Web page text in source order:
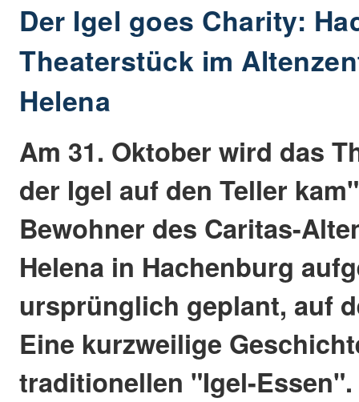
Der Igel goes Charity:
Theaterstück im
Helena
Am 31. Oktober wird das
der Igel auf den Teller
Bewohner des Caritas-
Helena in Hachenburg
ursprünglich geplant, auf
Eine kurzweilige
traditionellen "Igel-Essen".